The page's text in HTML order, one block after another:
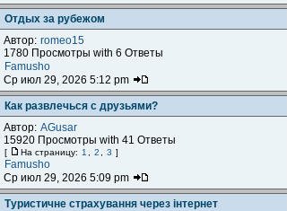
Отдых за рубежом
Автор: romeo15
1780 Просмотры with 6 Ответы
Famusho
Ср июл 29, 2026 5:12 pm
Как развлечься с друзьями?
Автор: AGusar
15920 Просмотры with 41 Ответы
[ На страницу: 1 2 3 ]
Famusho
Ср июл 29, 2026 5:09 pm
Туристичне страхування через інтернет